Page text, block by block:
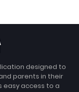
designed to
parents in their
easy access to a